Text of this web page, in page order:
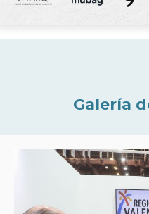
Galería